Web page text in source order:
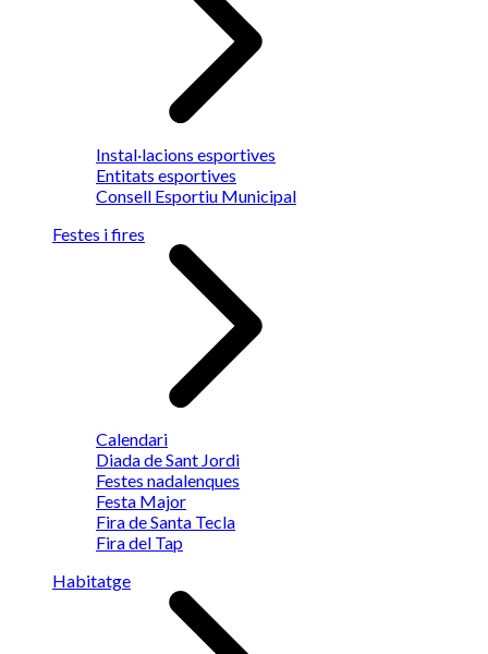
Instal·lacions esportives
Entitats esportives
Consell Esportiu Municipal
Festes i fires
Calendari
Diada de Sant Jordi
Festes nadalenques
Festa Major
Fira de Santa Tecla
Fira del Tap
Habitatge